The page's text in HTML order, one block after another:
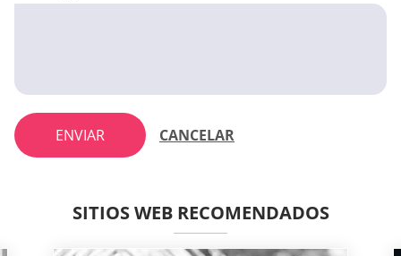
ENVIAR CANCELAR
SITIOS WEB RECOMENDADOS